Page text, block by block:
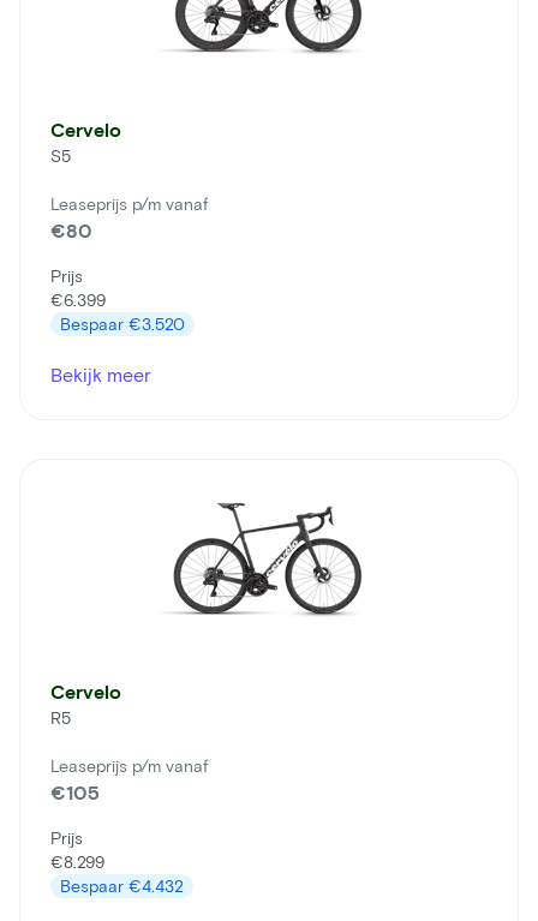
Cervelo
S5
Leaseprijs p/m vanaf
€80
Prijs
€6.399
Bespaar €3.520
Bekijk meer
Cervelo
R5
Leaseprijs p/m vanaf
€105
Prijs
€8.299
Bespaar €4.432